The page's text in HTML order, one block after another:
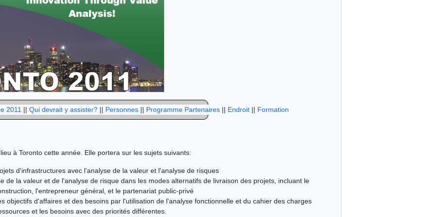
2011 || Qui devrait y assister?|| Personnes|| Programme Partenaires|| Endroit|| Formation
à Toronto cette année. Elle portera sur les sujets suivants:
d'infrastructures avec l'analyse de la valeur et l'analyse de risques
de la valeur et de l'analyse de risque dans les modes alternatifs de livraison des projets, incluant le
l'entrepreneur général, et le partenariat public-privé
objectifs d'affaires et des besoins par l'utilisation de l'analyse fonctionnelle et du cahier des charges
et les besoins avec des priorités différentes.